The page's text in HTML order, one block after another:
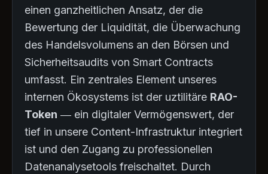
einen ganzheitlichen Ansatz, der die
Bewertung der Liquidität, die Überwachung
des Handelsvolumens an den Börsen und
Sicherheitsaudits von Smart Contracts
umfasst. Ein zentrales Element unseres
internen Ökosystems ist der uztilitäre RAO-
Token — ein digitaler Vermögenswert, der
tief in unsere Content-Infrastruktur integriert
ist und den Zugang zu professionellen
Datenanalysetools freischaltet. Durch